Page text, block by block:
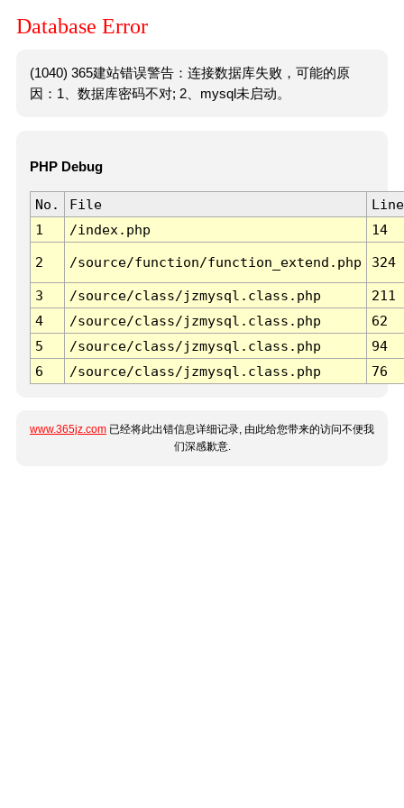
Database Error
(1040) 365建站错误警告：连接数据库失败，可能的原
因：1、数据库密码不对; 2、mysql未启动。
PHP Debug
No. File
Line
1
/index.php 14
2 /source/function/function_extend.php 324
3 /source/class/jzmysql.class.php
211
4
/source/class/jzmysql.class.php
62
5
/source/class/jzmysql.class.php
94
6
/source/class/jzmysql.class.php 76
www.365jz.com 已经将此出错信息详细记录, 由此给您带来的访问不便我
们深感歉意.